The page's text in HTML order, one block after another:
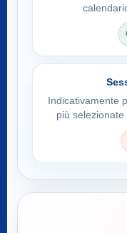
Indicativamente
più